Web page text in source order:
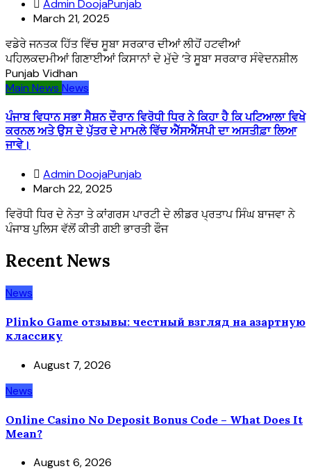
Admin DoojaPunjab
March 21, 2025
ਵਡੇਰੇ ਜਨਤਕ ਹਿੱਤ ਵਿੱਚ ਸੂਬਾ ਸਰਕਾਰ ਦੀਆਂ ਲੀਹੋਂ ਹਟਵੀਆਂ
ਪਹਿਲਕਦਮੀਆਂ ਗਿਣਾਈਆਂ ਕਿਸਾਨਾਂ ਦੇ ਮੁੱਦੇ ’ਤੇ ਸੂਬਾ ਸਰਕਾਰ ਸੰਵੇਦਨਸ਼ੀਲ
Punjab Vidhan
Main News News
ਪੰਜਾਬ ਵਿਧਾਨ ਸਭਾ ਸੈਸ਼ਨ ਦੌਰਾਨ ਵਿਰੋਧੀ ਧਿਰ ਨੇ ਕਿਹਾ ਹੈ ਕਿ ਪਟਿਆਲਾ ਵਿਖੇ
ਕਰਨਲ ਅਤੇ ਉਸ ਦੇ ਪੁੱਤਰ ਦੇ ਮਾਮਲੇ ਵਿੱਚ ਐੱਸਐੱਸਪੀ ਦਾ ਅਸਤੀਫ਼ਾ ਲਿਆ
ਜਾਵੇ।
Admin DoojaPunjab
March 22, 2025
ਵਿਰੋਧੀ ਧਿਰ ਦੇ ਨੇਤਾ ਤੇ ਕਾਂਗਰਸ ਪਾਰਟੀ ਦੇ ਲੀਡਰ ਪ੍ਰਤਾਪ ਸਿੰਘ ਬਾਜਵਾ ਨੇ
ਪੰਜਾਬ ਪੁਲਿਸ ਵੱਲੋਂ ਕੀਤੀ ਗਈ ਭਾਰਤੀ ਫੌਜ
Recent News
News
Plinko Game отзывы: честный взгляд на азартную
классику
August 7, 2026
News
Online Casino No Deposit Bonus Code – What Does It
Mean?
August 6, 2026